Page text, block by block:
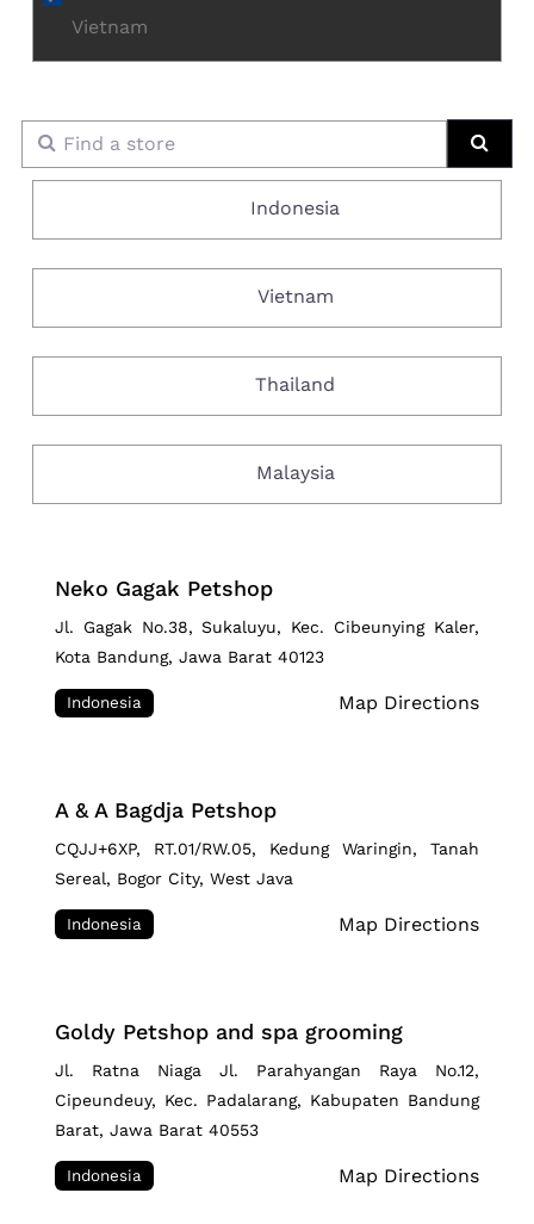
Vietnam
Find a store
Indonesia
Vietnam
Thailand
Malaysia
Neko Gagak Petshop
Jl. Gagak No.38, Sukaluyu, Kec. Cibeunying Kaler,
Kota Bandung, Jawa Barat 40123
Indonesia Map Directions
A & A Bagdja Petshop
CQJJ+6XP, RT.01/RW.05, Kedung Waringin, Tanah
Sereal, Bogor City, West Java
Indonesia Map Directions
Goldy Petshop and spa grooming
Jl. Ratna Niaga Jl. Parahyangan Raya No.12,
Cipeundeuy, Kec. Padalarang, Kabupaten Bandung
Barat, Jawa Barat 40553
Indonesia Map Directions